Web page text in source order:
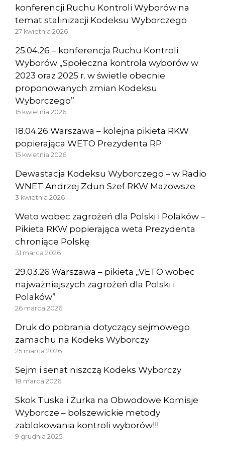
konferencji Ruchu Kontroli Wyborów na
temat stalinizacji Kodeksu Wyborczego
27 kwietnia 2026
25.04.26 – konferencja Ruchu Kontroli
Wyborów „Społeczna kontrola wyborów w
2023 oraz 2025 r. w świetle obecnie
proponowanych zmian Kodeksu
Wyborczego”
15 kwietnia 2026
18.04.26 Warszawa – kolejna pikieta RKW
popierająca WETO Prezydenta RP
15 kwietnia 2026
Dewastacja Kodeksu Wyborczego – w Radio
WNET Andrzej Zdun Szef RKW Mazowsze
3 kwietnia 2026
Weto wobec zagrożeń dla Polski i Polaków –
Pikieta RKW popierająca weta Prezydenta
chroniące Polskę
31 marca 2026
29.03.26 Warszawa – pikieta „VETO wobec
najważniejszych zagrożeń dla Polski i
Polaków”
26 marca 2026
Druk do pobrania dotyczący sejmowego
zamachu na Kodeks Wyborczy
25 marca 2026
Sejm i senat niszczą Kodeks Wyborczy
18 marca 2026
Skok Tuska i Żurka na Obwodowe Komisje
Wyborcze – bolszewickie metody
zablokowania kontroli wyborów!!!
9 grudnia 2025